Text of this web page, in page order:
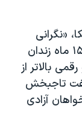
«نگرانی
عمیق» خود را از این حکم، که به گفته او ۱۵ ماه زندان
بالاتر از
گفت تاجبخش
آزادی